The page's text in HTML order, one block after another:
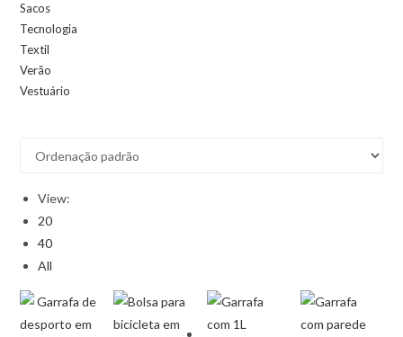
Sacos
Tecnologia
Textil
Verão
Vestuário
View:
20
40
All